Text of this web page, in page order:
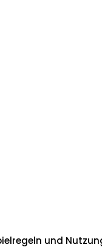
und